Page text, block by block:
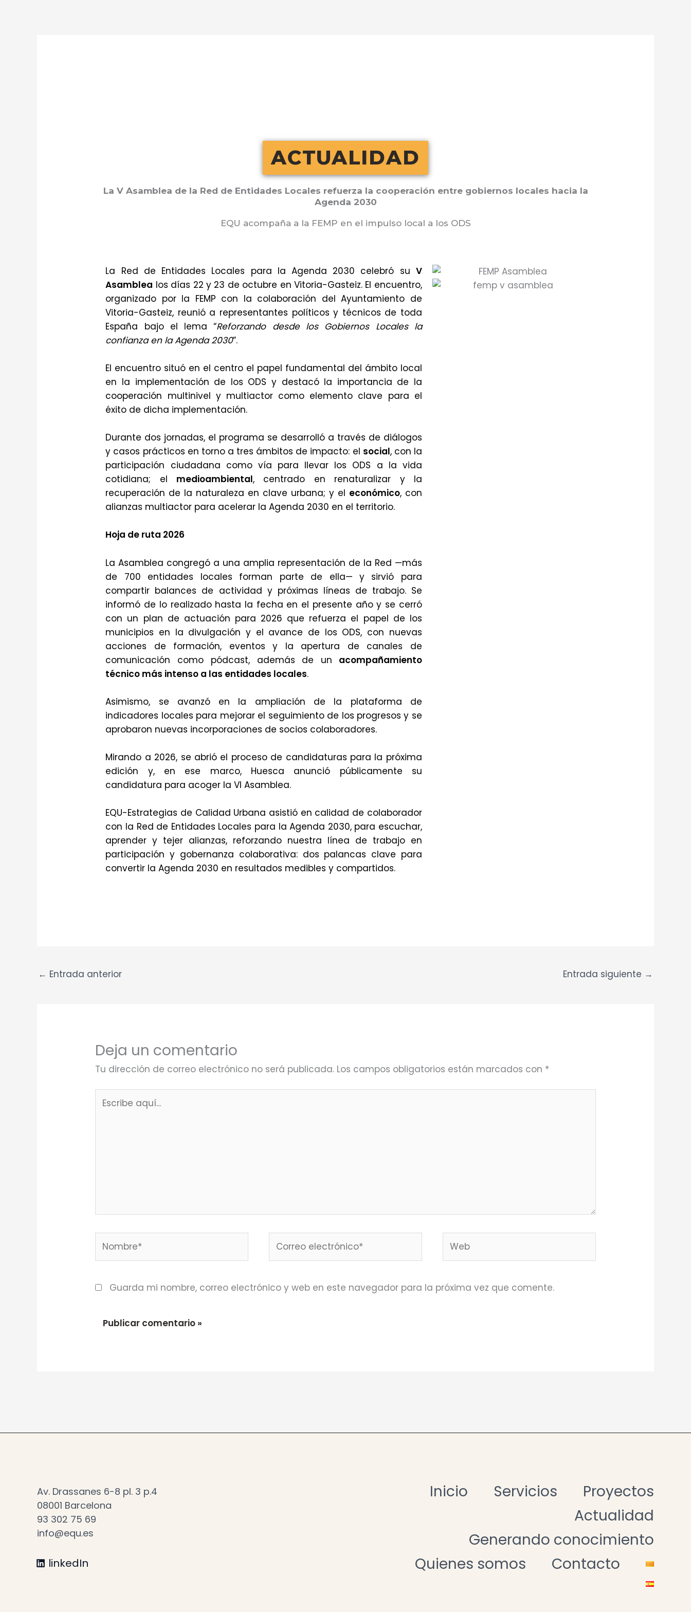
ACTUALIDAD
La V Asamblea de la Red de Entidades Locales refuerza la cooperación entre gobiernos locales hacia la
Agenda 2030
EQU acompaña a la FEMP en el impulso local a los ODS
La Red de Entidades Locales para la Agenda 2030 celebró su V
Asamblea los días 22 y 23 de octubre en Vitoria-Gasteiz. El encuentro,
organizado por la FEMP con la colaboración del Ayuntamiento de
Vitoria-Gasteiz, reunió a representantes políticos y técnicos de toda
España bajo el lema “Reforzando desde los Gobiernos Locales la
confianza en la Agenda 2030”.
El encuentro situó en el centro el papel fundamental del ámbito local
en la implementación de los ODS y destacó la importancia de la
cooperación multinivel y multiactor como elemento clave para el
éxito de dicha implementación.
Durante dos jornadas, el programa se desarrolló a través de diálogos
y casos prácticos en torno a tres ámbitos de impacto: el social, con la
participación ciudadana como vía para llevar los ODS a la vida
cotidiana; el medioambiental, centrado en renaturalizar y la
recuperación de la naturaleza en clave urbana; y el económico, con
alianzas multiactor para acelerar la Agenda 2030 en el territorio.
Hoja de ruta 2026
La Asamblea congregó a una amplia representación de la Red —más
de 700 entidades locales forman parte de ella— y sirvió para
compartir balances de actividad y próximas líneas de trabajo. Se
informó de lo realizado hasta la fecha en el presente año y se cerró
con un plan de actuación para 2026 que refuerza el papel de los
municipios en la divulgación y el avance de los ODS, con nuevas
acciones de formación, eventos y la apertura de canales de
comunicación como pódcast, además de un acompañamiento
técnico más intenso a las entidades locales.
Asimismo, se avanzó en la ampliación de la plataforma de
indicadores locales para mejorar el seguimiento de los progresos y se
aprobaron nuevas incorporaciones de socios colaboradores.
Mirando a 2026, se abrió el proceso de candidaturas para la próxima
edición y, en ese marco, Huesca anunció públicamente su
candidatura para acoger la VI Asamblea.
EQU-Estrategias de Calidad Urbana asistió en calidad de colaborador
con la Red de Entidades Locales para la Agenda 2030, para escuchar,
aprender y tejer alianzas, reforzando nuestra línea de trabajo en
participación y gobernanza colaborativa: dos palancas clave para
convertir la Agenda 2030 en resultados medibles y compartidos.
← Entrada anterior Entrada siguiente →
Deja un comentario
Tu dirección de correo electrónico no será publicada. Los campos obligatorios están marcados con *
aquí...
electrónico*
Guarda mi nombre, correo electrónico y web en este navegador para la próxima vez que comente.
Av. Drassanes 6-8 pl. 3 p.4
08001 Barcelona
93 302 75 69
info@equ.es
linkedIn
Inicio Servicios
Proyectos
Actualidad
Generando conocimiento
Quienes somos
Contacto